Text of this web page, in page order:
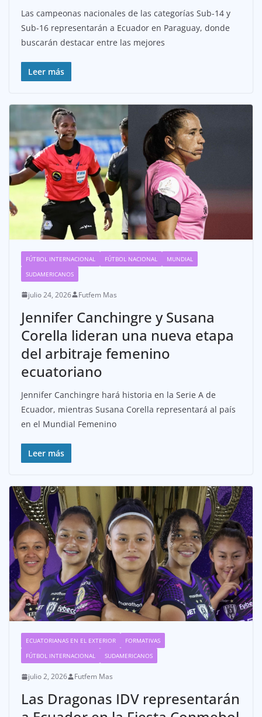
Las campeonas nacionales de las categorías Sub-14 y
Sub-16 representarán a Ecuador en Paraguay, donde
buscarán destacar entre las mejores
Leer más
FÚTBOL INTERNACIONAL FÚTBOL NACIONAL
MUNDIAL
SUDAMERICANOS
julio 24, 2026 Futfem Mas
Jennifer Canchingre y Susana
Corella lideran una nueva etapa
del arbitraje femenino
ecuatoriano
Jennifer Canchingre hará historia en la Serie A de
Ecuador, mientras Susana Corella representará al país
en el Mundial Femenino
Leer más
ECUATORIANAS EN EL EXTERIOR
FORMATIVAS
FÚTBOL INTERNACIONAL
SUDAMERICANOS
julio 2, 2026 Futfem Mas
Las Dragonas IDV representarán